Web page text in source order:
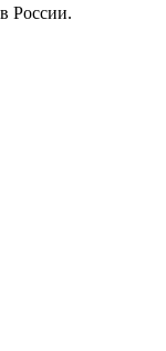
России.